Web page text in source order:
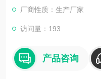
厂商性质：生产厂家
访问量：193
产品咨询